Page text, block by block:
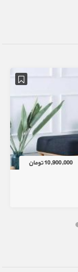
10,900,000 تومان